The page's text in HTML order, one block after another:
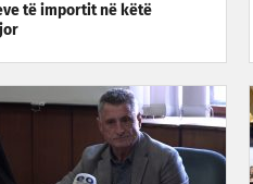
të importit në këtë